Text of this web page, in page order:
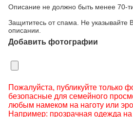
Описание не должно быть менее 70-
Защититесь от спама. Не указывайте
описании.
Добавить фотографии
Пожалуйста, публикуйте только
безопасные для семейного
любым намеком на наготу или
Например: прозрачная одежда